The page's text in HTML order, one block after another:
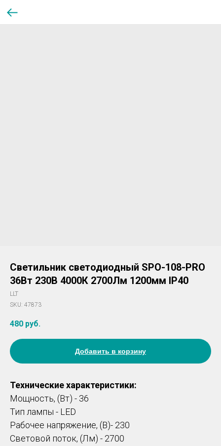
Светильник светодиодный SPO-108-PRO
36Вт 230В 4000К 2700Лм 1200мм IP40
LLT
SKU: 47873
480 руб.
Добавить в корзину
Технические характеристики:
Мощность, (Вт) - 36
Тип лампы - LED
Рабочее напряжение, (В)- 230
Световой поток, (Лм) - 2700